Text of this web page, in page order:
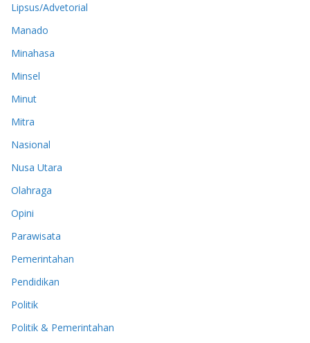
Lipsus/Advetorial
Manado
Minahasa
Minsel
Minut
Mitra
Nasional
Nusa Utara
Olahraga
Opini
Parawisata
Pemerintahan
Pendidikan
Politik
Politik & Pemerintahan